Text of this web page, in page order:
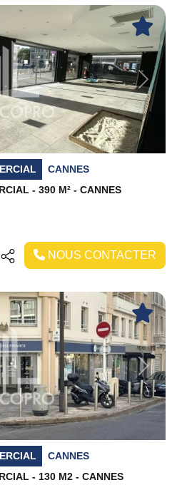
Next
CANNES
- 390 M² - CANNES
NOUS CONTACTER
Next
CANNES
- 130 M2 - CANNES